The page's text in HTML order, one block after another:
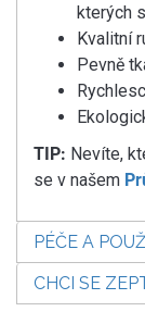
kterých
Kvalitní
Pevně
TIP: Nevíte,
se v našem
PÉČE A
CHCI SE